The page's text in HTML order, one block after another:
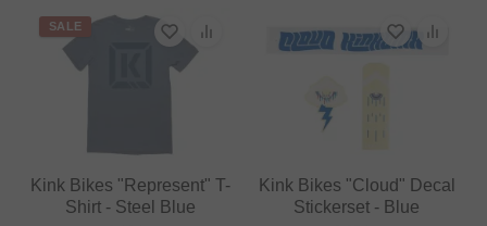
SALE
Kink Bikes "Represent" T-
Shirt - Steel Blue
Kink Bikes "Cloud" Decal
Stickerset - Blue